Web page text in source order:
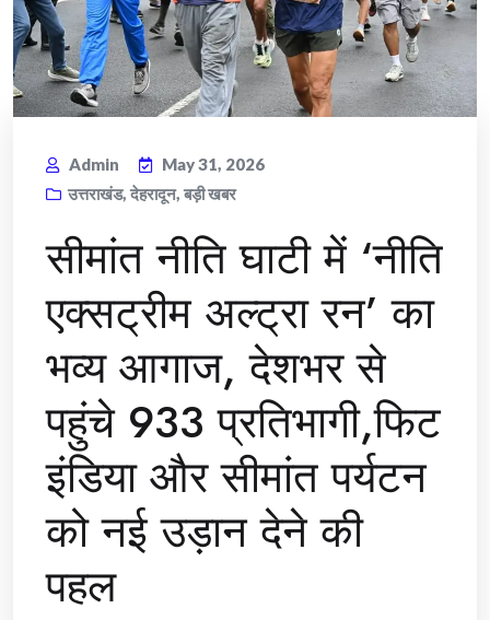
Admin
May 31, 2026
उत्तराखंड, देहरादून, बड़ी खबर
सीमांत नीति घाटी में ‘नीति
एक्सट्रीम अल्ट्रा रन’ का
भव्य आगाज, देशभर से
पहुंचे 933 प्रतिभागी,फिट
इंडिया और सीमांत पर्यटन
को नई उड़ान देने की
पहल